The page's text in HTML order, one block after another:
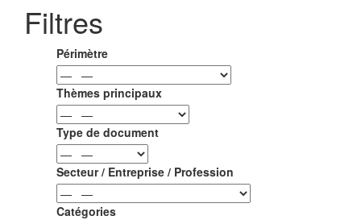
Filtres
Périmètre
Thèmes principaux
Type de document
Secteur / Entreprise / Profession
Catégories